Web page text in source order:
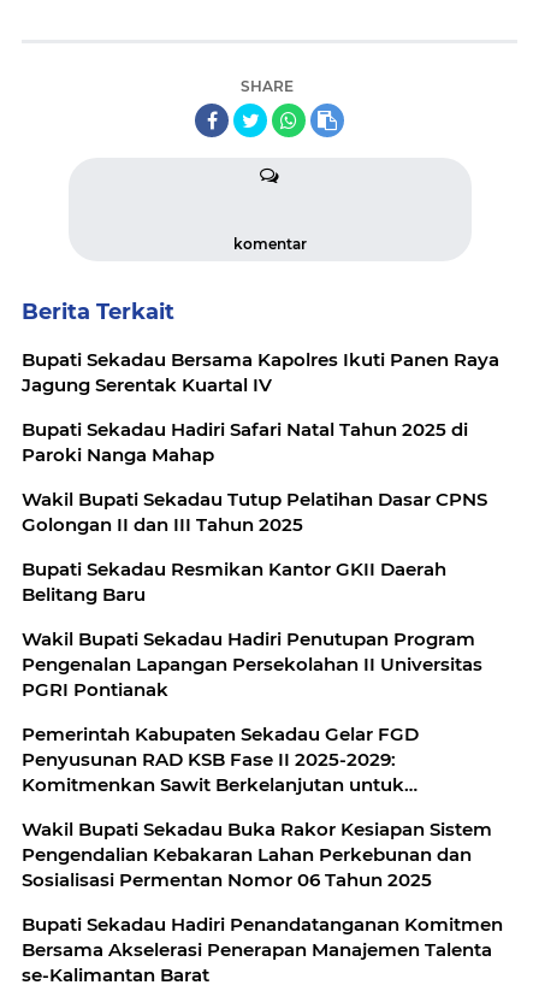
SHARE
komentar
Berita Terkait
Bupati Sekadau Bersama Kapolres Ikuti Panen Raya
Jagung Serentak Kuartal IV
Bupati Sekadau Hadiri Safari Natal Tahun 2025 di
Paroki Nanga Mahap
Wakil Bupati Sekadau Tutup Pelatihan Dasar CPNS
Golongan II dan III Tahun 2025
Bupati Sekadau Resmikan Kantor GKII Daerah
Belitang Baru
Wakil Bupati Sekadau Hadiri Penutupan Program
Pengenalan Lapangan Persekolahan II Universitas
PGRI Pontianak
Pemerintah Kabupaten Sekadau Gelar FGD
Penyusunan RAD KSB Fase II 2025-2029:
Komitmenkan Sawit Berkelanjutan untuk
Wakil Bupati Sekadau Buka Rakor Kesiapan Sistem
Pengendalian Kebakaran Lahan Perkebunan dan
Sosialisasi Permentan Nomor 06 Tahun 2025
Bupati Sekadau Hadiri Penandatanganan Komitmen
Bersama Akselerasi Penerapan Manajemen Talenta
se-Kalimantan Barat